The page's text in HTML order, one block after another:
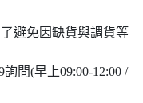
避免因缺貨與調貨等
問(早上09:00-12:00 /